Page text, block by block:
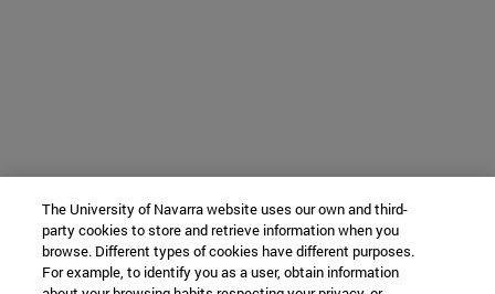
The University of Navarra website uses our own and third-
party cookies to store and retrieve information when you
browse. Different types of cookies have different purposes.
For example, to identify you as a user, obtain information